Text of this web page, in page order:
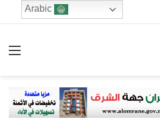
المجلس الاقتصادي والرشد الرقمي: من يحرس الطفولة في زمن الخوارزميات؟ Arabic